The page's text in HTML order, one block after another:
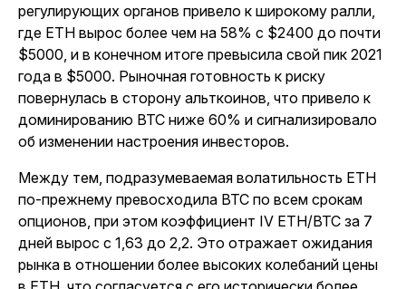
регулирующих органов привело к широкому ралли,
где ETH вырос более чем на 58% с $2400 до почти
$5000, и в конечном итоге превысила свой пик 2021
года в $5000. Рыночная готовность к риску
повернулась в сторону альткоинов, что привело к
доминированию BTC ниже 60% и сигнализировало
об изменении настроения инвесторов.
Между тем, подразумеваемая волатильность ETH
по-прежнему превосходила BTC по всем срокам
опционов, при этом коэффициент IV ETH/BTC за 7
дней вырос с 1,63 до 2,2. Это отражает ожидания
рынка в отношении более высоких колебаний цены